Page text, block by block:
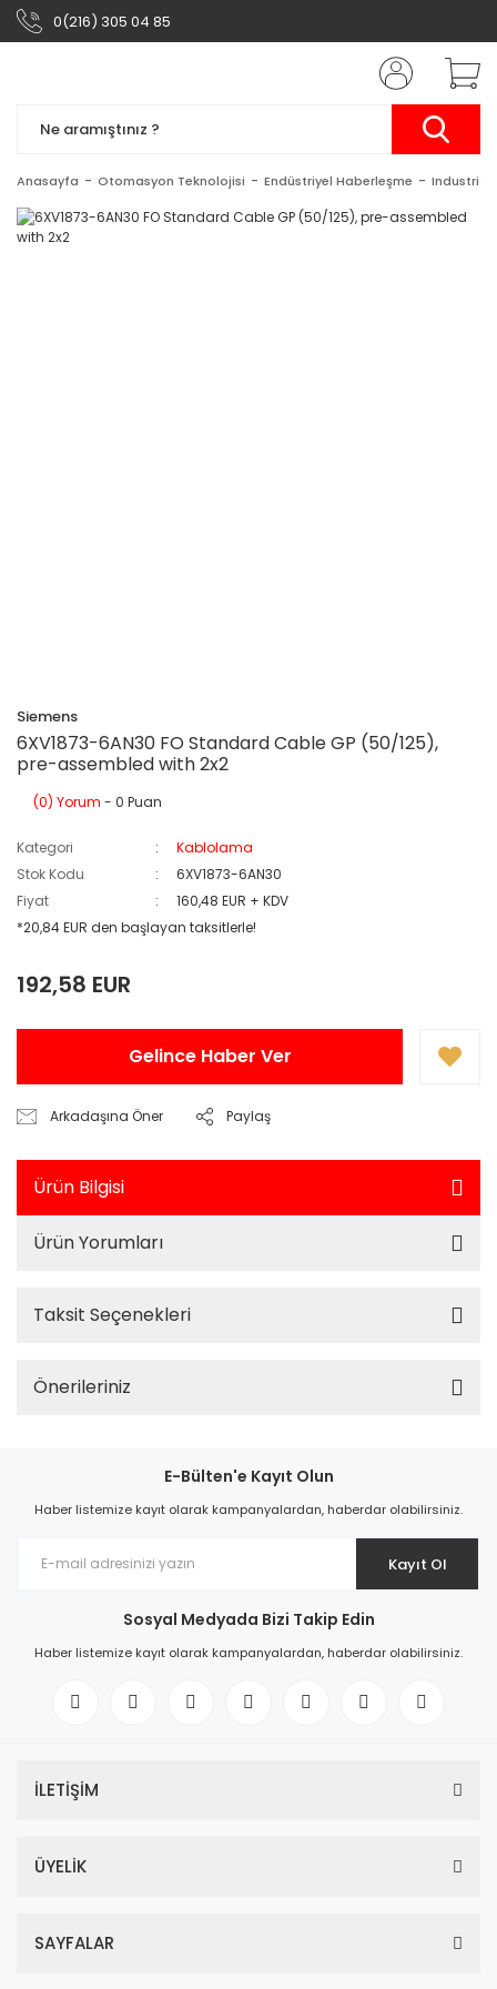
0(216) 305 04 85
Anasayfa Otomasyon Teknolojisi Endüstriyel Haberleşme Industrial
Siemens
6XV1873-6AN30 FO Standard Cable GP (50/125),
pre-assembled with 2x2
(0) Yorum - 0 Puan
Kategori
Kablolama
Stok Kodu
6XV1873-6AN30
Fiyat
160,48 EUR + KDV
*20,84 EUR den başlayan taksitlerle!
192,58 EUR
Gelince Haber Ver
Arkadaşına Öner Paylaş
Ürün Bilgisi
Ürün Yorumları
Taksit Seçenekleri
Önerileriniz
E-Bülten'e Kayıt Olun
Haber listemize kayıt olarak kampanyalardan, haberdar olabilirsiniz.
Kayıt Ol
Sosyal Medyada Bizi Takip Edin
Haber listemize kayıt olarak kampanyalardan, haberdar olabilirsiniz.
İLETİŞİM
ÜYELİK
SAYFALAR